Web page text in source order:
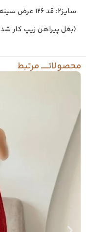
سایز۲: قد ۱۲۶ عرض سینه ۴۸
(بغل پیراهن زیپ کار شده)
مرتبط